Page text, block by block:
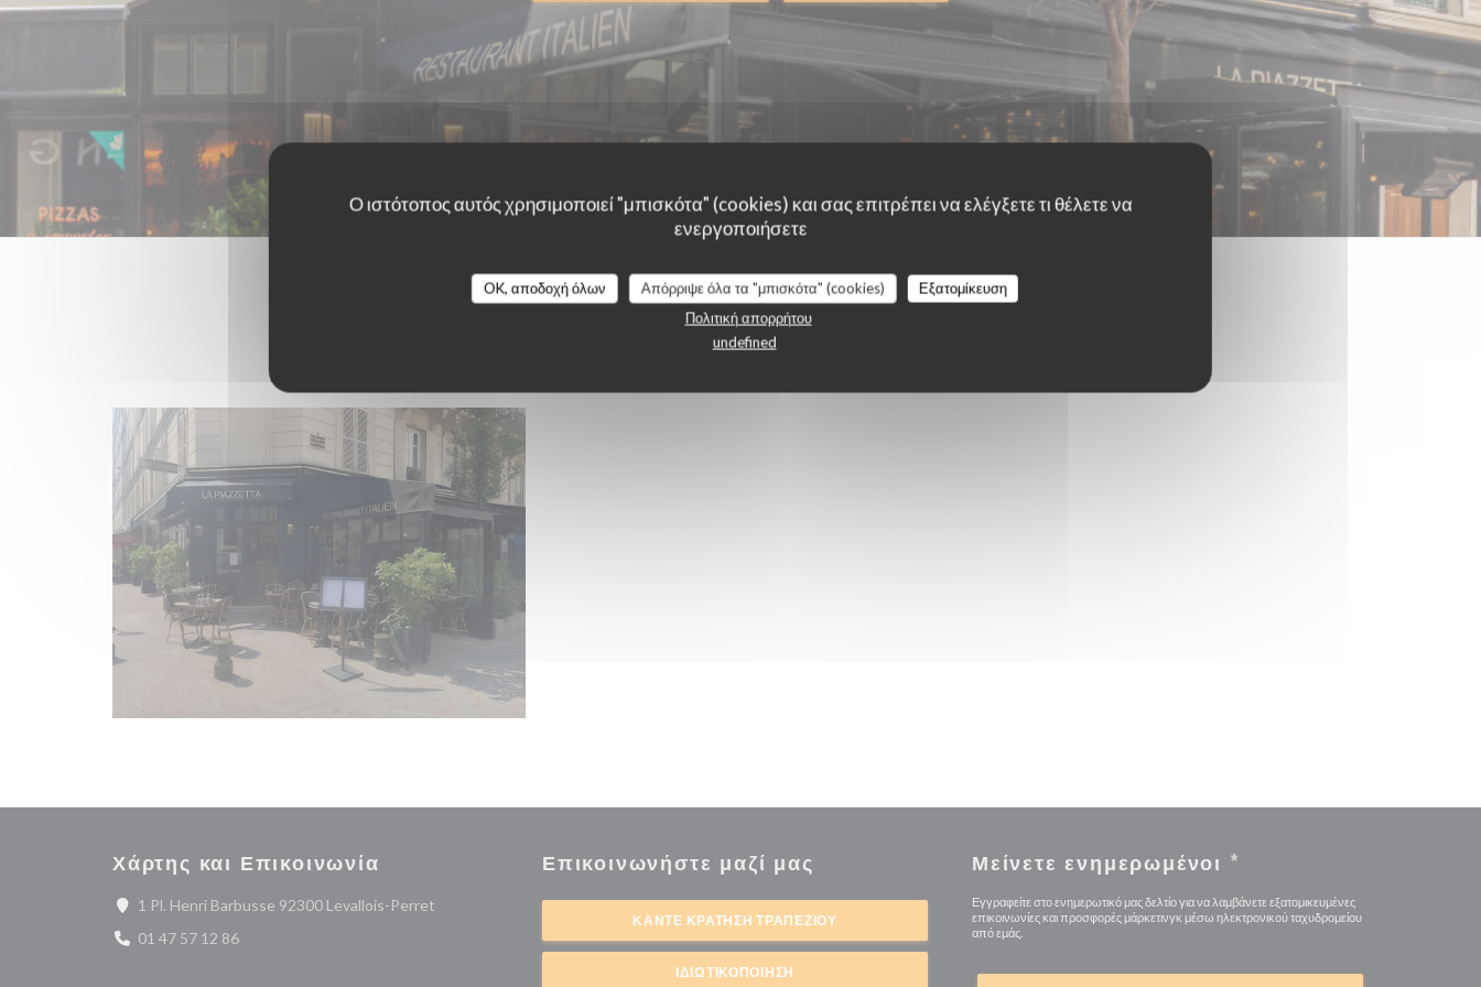
Ο ιστότοπος αυτός χρησιμοποιεί "μπισκότα" (cookies) και σας επιτρέπει να ελέγξετε τι θέλετε να
ενεργοποιήσετε
OK, αποδοχή όλων Απόρριψε όλα τα "μπισκότα" (cookies)
Εξατομίκευση
Πολιτική απορρήτου
undefined
Piazzetta Levallois
Χάρτης και Επικοινωνία
1 Pl. Henri Barbusse 92300 Levallois-Perret ((ανοίγει σε νέο παράθυρο))
01 47 57 12 86
Επικοινωνήστε μαζί μας
ΚΆΝΤΕ ΚΡΆΤΗΣΗ ΤΡΑΠΕΖΙΟΎ
ΙΔΙΩΤΙΚΟΠΟΊΗΣΗ
Μείνετε ενημερωμένοι *
Εγγραφείτε στο ενημερωτικό μας δελτίο για να λαμβάνετε εξατομικευμένες
επικοινωνίες και προσφορές μάρκετινγκ μέσω ηλεκτρονικού ταχυδρομείου
από εμάς.